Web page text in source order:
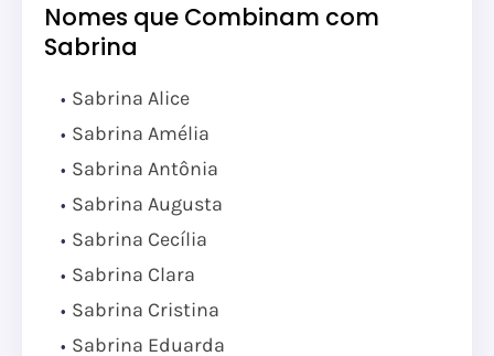
Nomes que Combinam com
Sabrina
Sabrina Alice
Sabrina Amélia
Sabrina Antônia
Sabrina Augusta
Sabrina Cecília
Sabrina Clara
Sabrina Cristina
Sabrina Eduarda